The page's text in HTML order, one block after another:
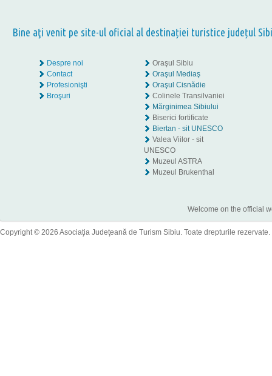
Bine aţi venit pe site-ul oficial al destinației turistice județul
Despre noi
Contact
Profesionişti
Broşuri
Oraşul Sibiu
Oraşul Mediaş
Oraşul Cisnădie
Colinele Transilvaniei
Mărginimea Sibiului
Biserici fortificate
Biertan - sit UNESCO
Valea Viilor - sit
UNESCO
Muzeul ASTRA
Muzeul Brukenthal
Welcome on the official
Copyright © 2026 Asociaţia Judeţeană de Turism Sibiu. Toate drepturile rezervate.